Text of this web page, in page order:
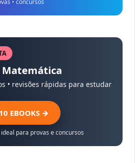
• concursos
Matemática
• revisões rápidas para estudar
EBOOKS →
para provas e concursos